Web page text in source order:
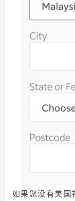
如果您没有美国